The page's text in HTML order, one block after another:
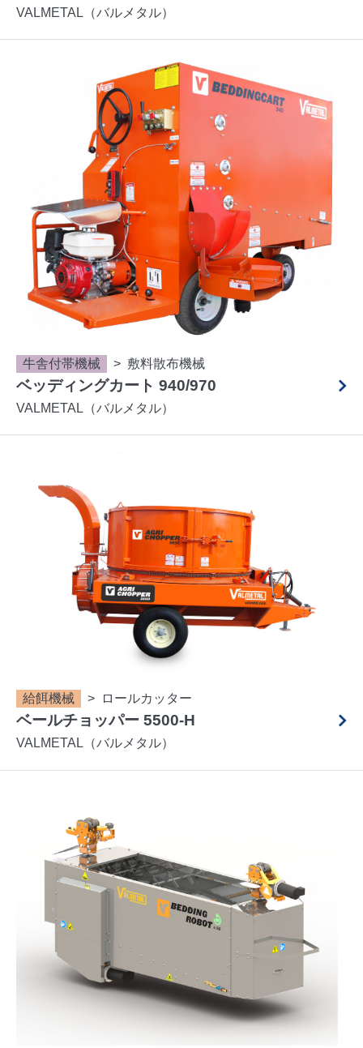
VALMETAL（バルメタル）
牛舎付帯機械 敷料散布機械
ベッディングカート 940/970
VALMETAL（バルメタル）
給餌機械 ロールカッター
ベールチョッパー 5500-H
VALMETAL（バルメタル）